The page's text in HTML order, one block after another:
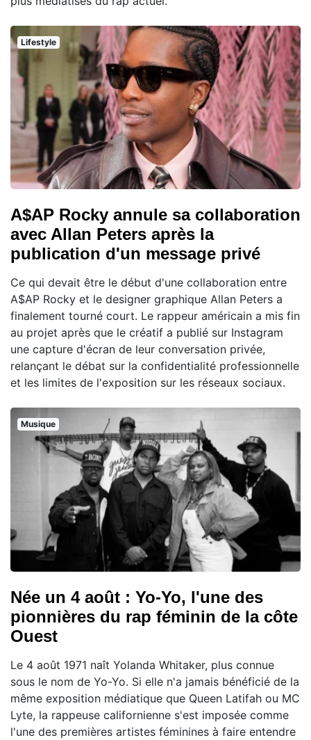
Lifestyle
A$AP Rocky annule sa collaboration
avec Allan Peters après la
publication d'un message privé
Ce qui devait être le début d'une collaboration entre
A$AP Rocky et le designer graphique Allan Peters a
finalement tourné court. Le rappeur américain a mis fin
au projet après que le créatif a publié sur Instagram
une capture d'écran de leur conversation privée,
relançant le débat sur la confidentialité professionnelle
et les limites de l'exposition sur les réseaux sociaux.
Musique
Née un 4 août : Yo-Yo, l'une des
pionnières du rap féminin de la côte
Ouest
Le 4 août 1971 naît Yolanda Whitaker, plus connue
sous le nom de Yo-Yo. Si elle n'a jamais bénéficié de la
même exposition médiatique que Queen Latifah ou MC
Lyte, la rappeuse californienne s'est imposée comme
l'une des premières artistes féminines à faire entendre